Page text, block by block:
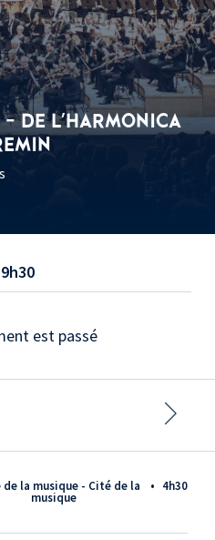
- DE L'HARMONICA
de la musique - Cité de la
musique
• 4h30
est passé